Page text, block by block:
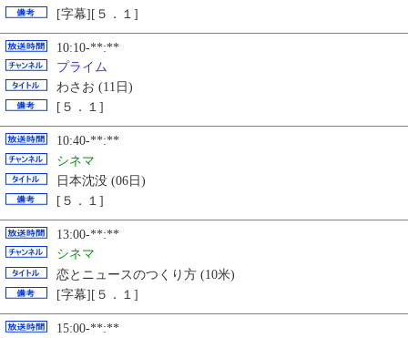
[字幕][５．１]
10:10-**:**
プライム
わさお (11日)
[５．１]
10:40-**:**
シネマ
日本沈没 (06日)
[５．１]
13:00-**:**
シネマ
恋とニュースのつくり方 (10米)
[字幕][５．１]
15:00-**:**